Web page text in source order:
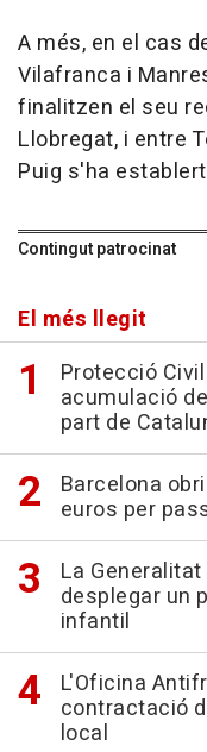
A més, en el cas
Vilafranca i
finalitzen el seu
Llobregat, i entre
Puig s'ha
Contingut patrocinat
El més llegit
Protecció
acumulació
part de
Barcelona
euros per
La
desplegar un
infantil
L'Oficina
contractació
local